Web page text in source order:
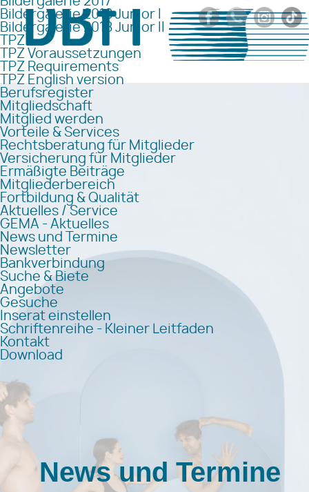
Bildergalerie 2018 Junior I
Bildergalerie 2018 Junior II
TPZ
TPZ Voraussetzungen
TPZ Requirements
TPZ English version
Berufsregister
Mitgliedschaft
Mitglied werden
Vorteile & Services
Rechtsberatung für Mitglieder
Versicherung für Mitglieder
Ermäßigte Beiträge
Mitgliederbereich
Fortbildung & Qualität
Aktuelles / Service
GEMA - Aktuelles
News und Termine
Newsletter
Bankverbindung
Suche & Biete
Angebote
Gesuche
Inserat einstellen
Schriftenreihe - Kleiner Leitfaden
Kontakt
Download
News und Termine